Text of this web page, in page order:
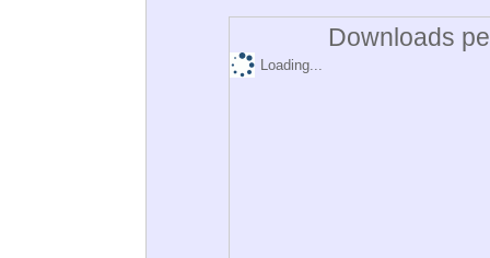
Downloads
Loading...